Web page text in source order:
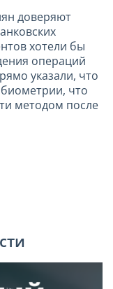
доверяют
хотели бы
операций
указали, что
что
методом после